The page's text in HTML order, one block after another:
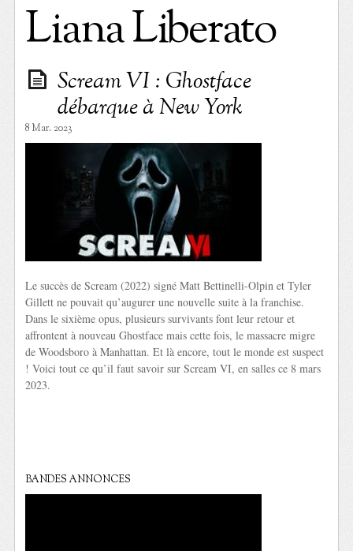
Liana Liberato
Scream VI : Ghostface
débarque à New York
8 Mar. 2023
Le succès de Scream (2022) signé Matt Bettinelli-Olpin et Tyler
Gillett ne pouvait qu’augurer une nouvelle suite à la franchise.
Dans le sixième opus, plusieurs survivants font leur retour et
affrontent à nouveau Ghostface mais cette fois, le massacre migre
de Woodsboro à Manhattan. Et là encore, tout le monde est suspect
! Voici tout ce qu’il faut savoir sur Scream VI, en salles ce 8 mars
2023.
BANDES ANNONCES